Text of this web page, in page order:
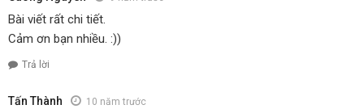
Bài viết rất chi tiết.
Cảm ơn bạn nhiều. :))
Trả lời
Tấn Thành 10 năm trước